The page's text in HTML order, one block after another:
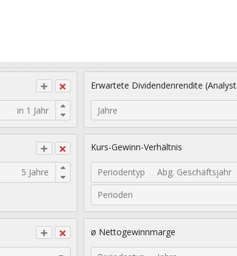
Erwartete Dividendenrendite
Jahre
Kurs-Gewinn-Verhältnis
Periodentyp
Abg. Geschäftsjahr
Perioden
ø Nettogewinnmarge